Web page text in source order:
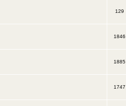
129
1846
1885
1747